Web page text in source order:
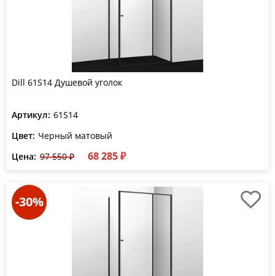
Dill 61S14 Душевой уголок
Артикул: 61S14
Цвет: Черный матовый
Цена: 97 550 ₽ 68 285 ₽
-30%